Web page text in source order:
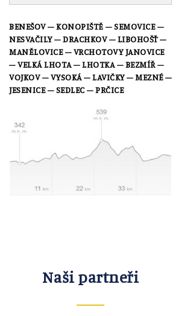
BENEŠOV–KONOPIŠTĚ –SEMOVICE–
NESVAČILY– DRACHKOV– LIBOHOŠŤ–
MANĚLOVICE– VRCHOTOVY JANOVICE
– VELKÁ LHOTA – LHOTKA –BEZMÍŘ –
VOJKOV– VYSOKÁ – LAVIČKY– MEZNÉ–
JESENICE–SEDLEC –PRČICE
Naši partneři